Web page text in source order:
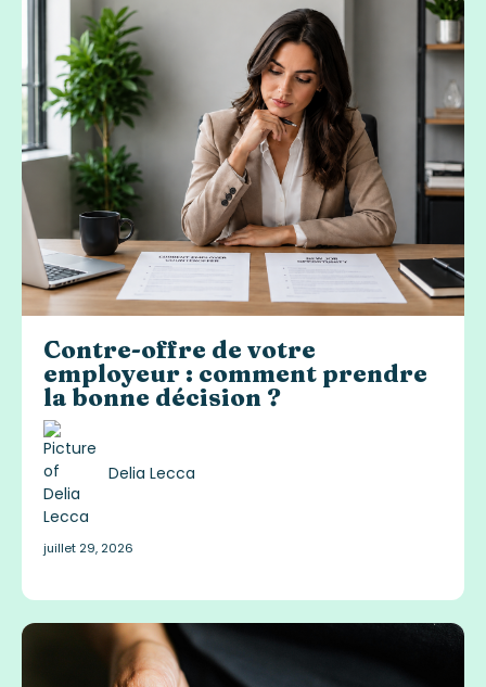
Contre-offre de votre
employeur : comment prendre
la bonne décision ?
Delia Lecca
juillet 29, 2026